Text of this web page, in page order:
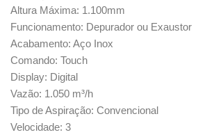
Altura Máxima: 1.100mm
Funcionamento: Depurador ou Exaustor
Acabamento: Aço Inox
Comando: Touch
Display: Digital
Vazão: 1.050 m³/h
Tipo de Aspiração: Convencional
Velocidade: 3